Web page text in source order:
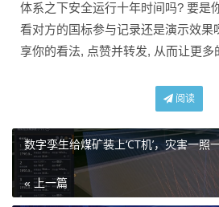
体系之下安全运行十年时间吗? 要是
看对方的国标参与记录还是演示效果
享你的看法, 点赞并转发, 从而让更多
阅读
数字孪生给煤矿装上‘CT机’，灾害一照
« 上一篇